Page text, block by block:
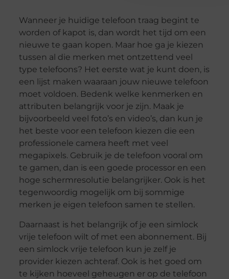
Wanneer je huidige telefoon traag begint te
worden of kapot is, dan wordt het tijd om een
nieuwe te gaan kopen. Maar hoe ga je kiezen
tussen al die merken met ontzettend veel
type telefoons? Het eerste wat je kunt doen, is
een lijst maken waaraan jouw nieuwe telefoon
moet voldoen. Bedenk welke kenmerken en
attributen belangrijk voor je zijn. Maak je
bijvoorbeeld veel foto’s en video’s, dan kun je
het beste voor een telefoon kiezen die een
professionele camera heeft met veel
megapixels. Gebruik je de telefoon vooral om
te gamen, dan is een goede processor en een
hoge schermresolutie belangrijker. Ook is het
tegenwoordig mogelijk om bij sommige
merken je eigen telefoon samen te stellen.
Daarnaast is het belangrijk of je een simlock
vrije telefoon wilt of met een abonnement. Bij
een simlock vrije telefoon kun je zelf je
provider kiezen achteraf. Ook is het goed om
te kijken hoeveel geheugen er op de telefoon